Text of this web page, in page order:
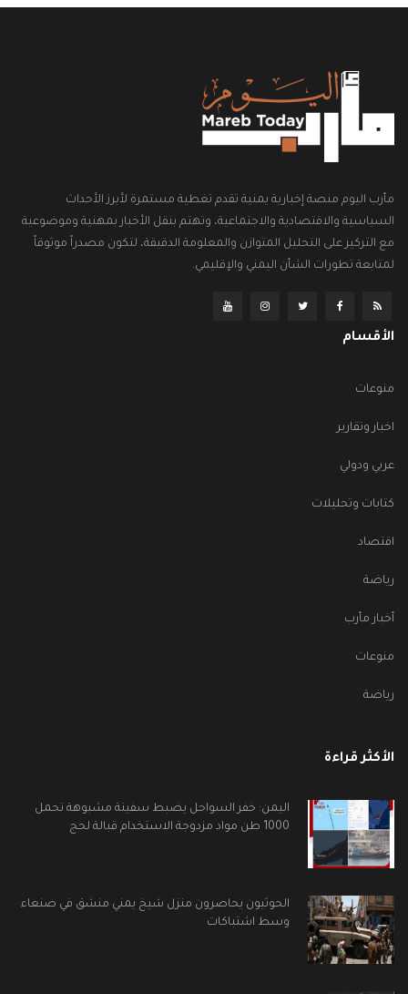
مأرب اليوم منصة إخبارية يمنية تقدم تغطية مستمرة لأبرز الأحداث
السياسية والاقتصادية والاجتماعية، وتهتم بنقل الأخبار بمهنية وموضوعية
مع التركيز على التحليل المتوازن والمعلومة الدقيقة، لتكون مصدراً موثوقاً
لمتابعة تطورات الشأن اليمني والإقليمي.
الأقسام
منوعات
اخبار وتقارير
عربي ودولي
كتابات وتحليلات
اقتصاد
رياضة
أخبار مأرب
منوعات
رياضة
الأكثر قراءة
اليمن: خفر السواحل يضبط سفينة مشبوهة تحمل
1000 طن مواد مزدوجة الاستخدام قبالة لحج
الحوثيون يحاصرون منزل شيخ يمني منشق في صنعاء
وسط اشتباكات